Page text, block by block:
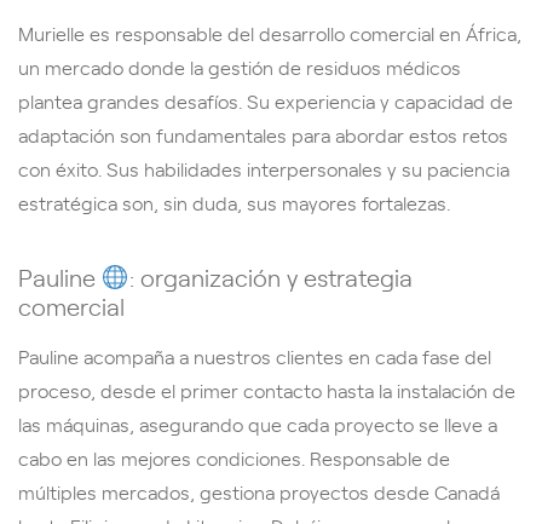
Murielle es responsable del desarrollo comercial en África,
un mercado donde la gestión de residuos médicos
plantea grandes desafíos. Su experiencia y capacidad de
adaptación son fundamentales para abordar estos retos
con éxito. Sus habilidades interpersonales y su paciencia
estratégica son, sin duda, sus mayores fortalezas.
Pauline
: organización y estrategia
comercial
Pauline acompaña a nuestros clientes en cada fase del
proceso, desde el primer contacto hasta la instalación de
las máquinas, asegurando que cada proyecto se lleve a
cabo en las mejores condiciones. Responsable de
múltiples mercados, gestiona proyectos desde Canadá